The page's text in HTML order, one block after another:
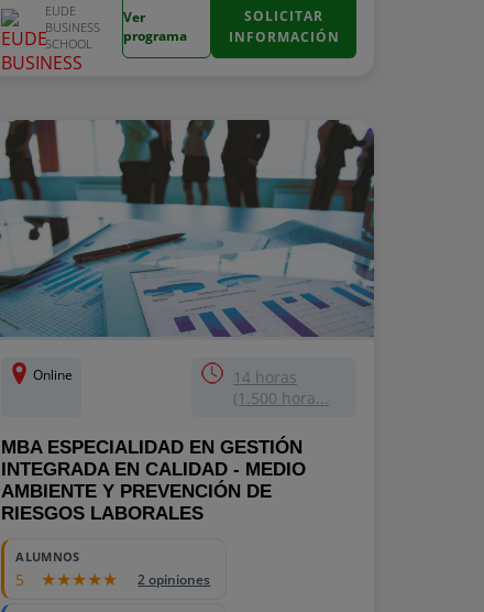
EUDE
BUSINESS
SCHOOL
Ver
programa
SOLICITAR
INFORMACIÓN
Online
14 horas
(1.500 hora...
MBA ESPECIALIDAD EN GESTIÓN
INTEGRADA EN CALIDAD - MEDIO
AMBIENTE Y PREVENCIÓN DE
RIESGOS LABORALES
ALUMNOS
5 2 opiniones